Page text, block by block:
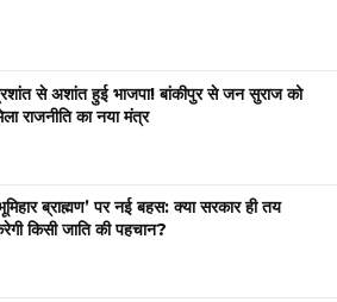
से अशांत हुई भाजपा! बांकीपुर से जन सुराज को
राजनीति का नया मंत्र
ब्राह्मण’ पर नई बहस: क्या सरकार ही तय
किसी जाति की पहचान?